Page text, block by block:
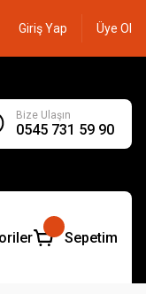
Giriş Yap Üye Ol
Bize Ulaşın
0545 731 59 90
Sepetim